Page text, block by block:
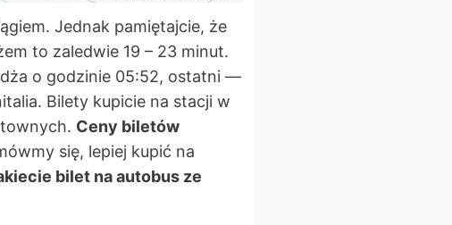
Jednak pamiętajcie, że
to zaledwie 19 – 23 minut.
o godzinie 05:52, ostatni —
Bilety kupicie na stacji w
Ceny biletów
się, lepiej kupić na
bilet na autobus ze